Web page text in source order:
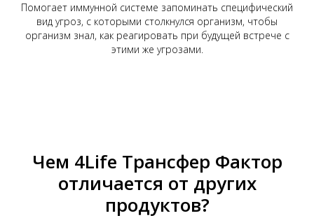
Помогает иммунной системе запоминать специфический
вид угроз, с которыми столкнулся организм, чтобы
организм знал, как реагировать при будущей встрече с
этими же угрозами.
Чем 4Life Трансфер Фактор
отличается от других
продуктов?